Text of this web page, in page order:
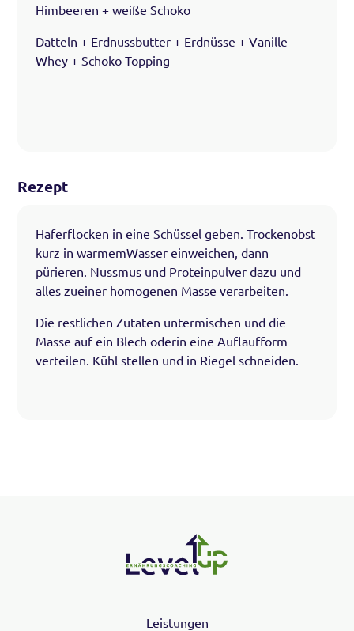
Himbeeren + weiße Schoko
Datteln + Erdnussbutter + Erdnüsse + Vanille
Whey + Schoko Topping
Rezept
Haferflocken in eine Schüssel geben. Trockenobst
kurz in warmemWasser einweichen, dann
pürieren. Nussmus und Proteinpulver dazu und
alles zueiner homogenen Masse verarbeiten.
Die restlichen Zutaten untermischen und die
Masse auf ein Blech oderin eine Auflaufform
verteilen. Kühl stellen und in Riegel schneiden.
Leistungen